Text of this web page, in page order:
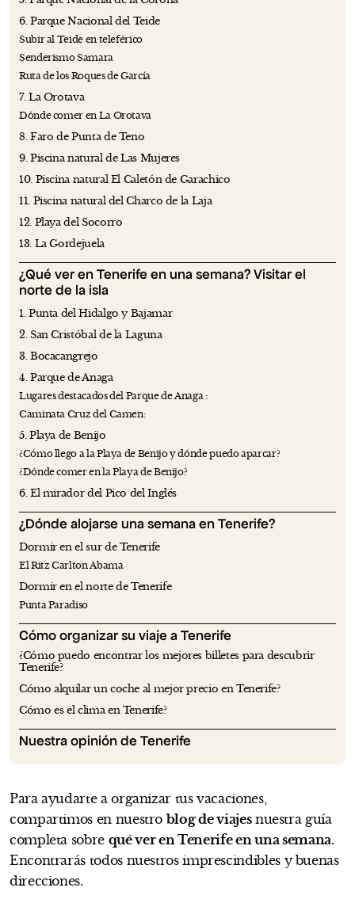
6. Parque Nacional del Teide
Subir al Teide en teleférico
Senderismo Samara
Ruta de los Roques de García
7. La Orotava
Dónde comer en La Orotava
8. Faro de Punta de Teno
9. Piscina natural de Las Mujeres
10. Piscina natural El Caletón de Garachico
11. Piscina natural del Charco de la Laja
12. Playa del Socorro
13. La Gordejuela
¿Qué ver en Tenerife en una semana? Visitar el
norte de la isla
1. Punta del Hidalgo y Bajamar
2. San Cristóbal de la Laguna
3. Bocacangrejo
4. Parque de Anaga
Lugares destacados del Parque de Anaga :
Caminata Cruz del Camen:
5. Playa de Benijo
¿Cómo llego a la Playa de Benijo y dónde puedo aparcar?
¿Dónde comer en la Playa de Benijo?
6. El mirador del Pico del Inglés
¿Dónde alojarse una semana en Tenerife?
Dormir en el sur de Tenerife
El Ritz Carlton Abama
Dormir en el norte de Tenerife
Punta Paradiso
Cómo organizar su viaje a Tenerife
¿Cómo puedo encontrar los mejores billetes para descubrir
Tenerife?
Cómo alquilar un coche al mejor precio en Tenerife?
Cómo es el clima en Tenerife?
Nuestra opinión de Tenerife
Para ayudarte a organizar tus vacaciones,
compartimos en nuestro blog de viajesnuestra guía
completa sobre qué ver en Tenerife en una semana.
Encontrarás todos nuestros imprescindibles y buenas
direcciones.